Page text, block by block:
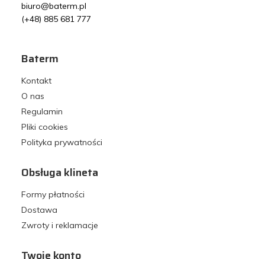
biuro@baterm.pl
(+48) 885 681 777
Baterm
Kontakt
O nas
Regulamin
Pliki cookies
Polityka prywatności
Obsługa klineta
Formy płatności
Dostawa
Zwroty i reklamacje
Twoje konto